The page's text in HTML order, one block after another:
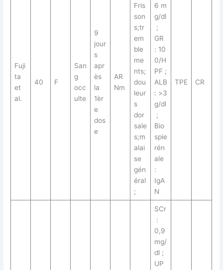
Fuji
ta
et
al.
40 F
San
g
occ
ulte
9
jour
s
apr
ès
la
1èr
e
dos
e
AR
Nm
Fris
son
s;tr
em
ble
me
nts;
dou
leur
s
dor
sale
s;m
alai
se
gén
éral
;
6 m
g/dl
;
GR
: 10
0/H
PF ;
ALB
: >3
g/dl
;
Bio
spie
rén
ale
:
IgA
N
TPE CR
SCr
:
0,9
mg/
dl ;
UP